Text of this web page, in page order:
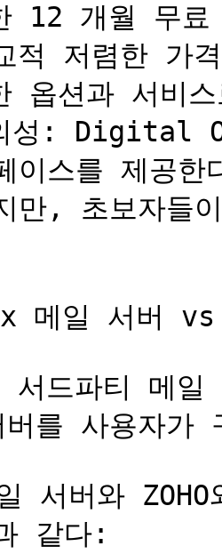
한 12 개월
적 저렴한 가
옵션과 서비
성: Digital
이스를 제공
만, 초보자들
일 서버 vs
서드파티 메
를 사용자가
서버와 ZOHO
같다: